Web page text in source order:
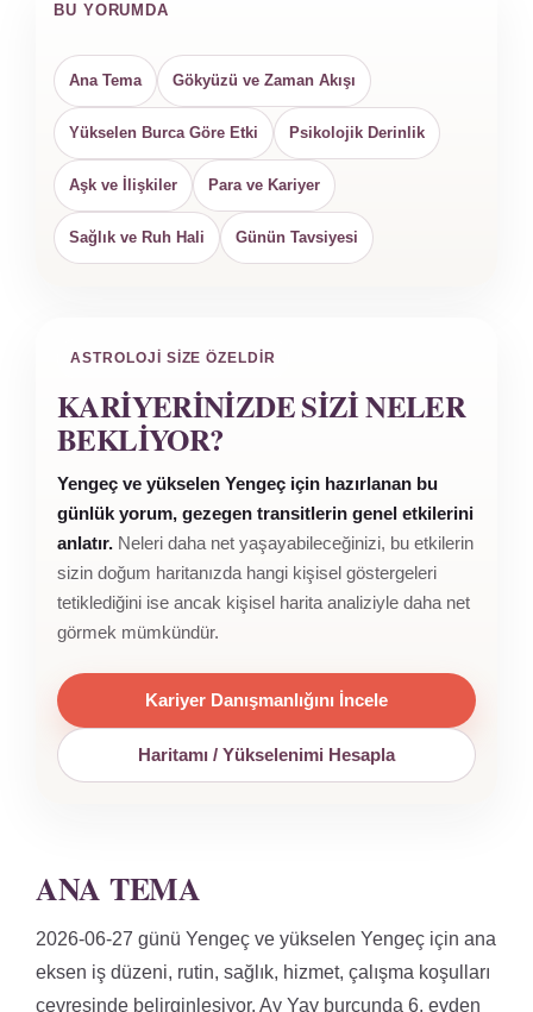
BU YORUMDA
Ana Tema Gökyüzü ve Zaman Akışı
Yükselen Burca Göre Etki Psikolojik Derinlik
Aşk ve İlişkiler Para ve Kariyer
Sağlık ve Ruh Hali Günün Tavsiyesi
ASTROLOJI SIZE ÖZELDIR
KARIYERINIZDE SIZI NELER
BEKLIYOR?
Yengeç ve yükselen Yengeç için hazırlanan bu
günlük yorum, gezegen transitlerin genel etkilerini
anlatır. Neleri daha net yaşayabileceğinizi, bu etkilerin
sizin doğum haritanızda hangi kişisel göstergeleri
tetiklediğini ise ancak kişisel harita analiziyle daha net
görmek mümkündür.
Kariyer Danışmanlığını İncele
Haritamı / Yükselenimi Hesapla
ANA TEMA
2026-06-27 günü Yengeç ve yükselen Yengeç için ana
eksen iş düzeni, rutin, sağlık, hizmet, çalışma koşulları
çevresinde belirginleşiyor. Ay Yay burcunda 6. evden